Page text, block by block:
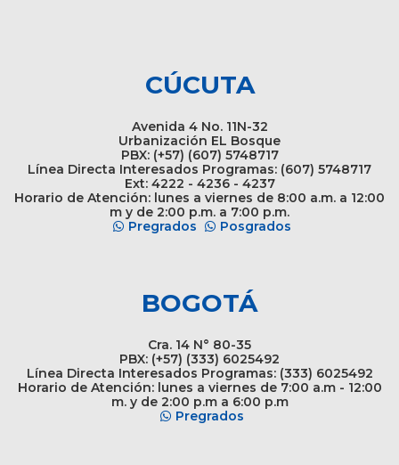
CÚCUTA
Avenida 4 No. 11N-32
Urbanización EL Bosque
PBX: (+57) (607) 5748717
Línea Directa Interesados Programas: (607) 5748717
Ext: 4222 - 4236 - 4237
Horario de Atención: lunes a viernes de 8:00 a.m. a 12:00
m y de 2:00 p.m. a 7:00 p.m.
Pregrados
Posgrados
BOGOTÁ
Cra. 14 N° 80-35
PBX: (+57) (333) 6025492
Línea Directa Interesados Programas: (333) 6025492
Horario de Atención: lunes a viernes de 7:00 a.m - 12:00
m. y de 2:00 p.m a 6:00 p.m
Pregrados